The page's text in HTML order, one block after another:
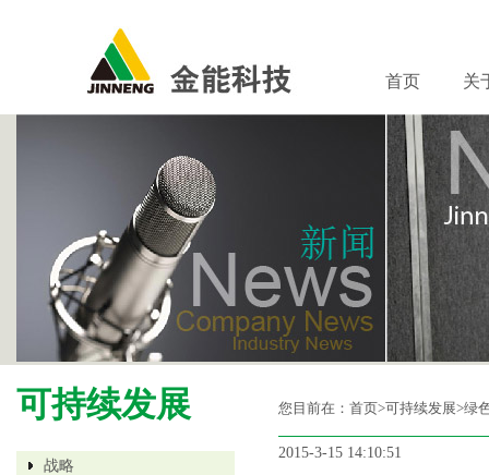
首页 关
可持续发展
战略
您目前在： 首页>可持续发展>绿
2015-3-15 14:10:51